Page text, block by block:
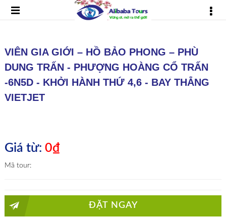
VIÊN GIA GIỚI – HỒ BẢO PHONG – PHÙ
DUNG TRẤN - PHƯỢNG HOÀNG CỔ TRẤN
-6N5D - KHỞI HÀNH THỨ 4,6 - BAY THẲNG
VIETJET
Giá từ: 0₫
Mã tour:
ĐẶT NGAY